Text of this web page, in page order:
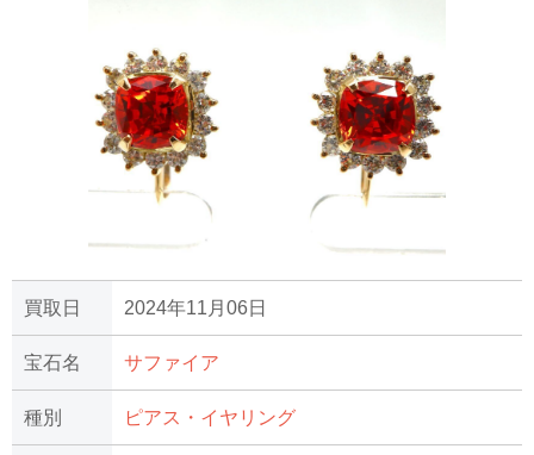
買取日 2024年11月06日
宝石名 サファイア
種別 ピアス・イヤリング